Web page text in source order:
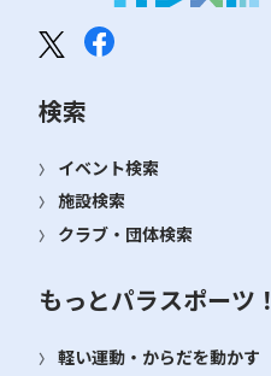
検索
イベント検索
施設検索
クラブ・団体検索
もっとパラスポーツ！
軽い運動・からだを動かす